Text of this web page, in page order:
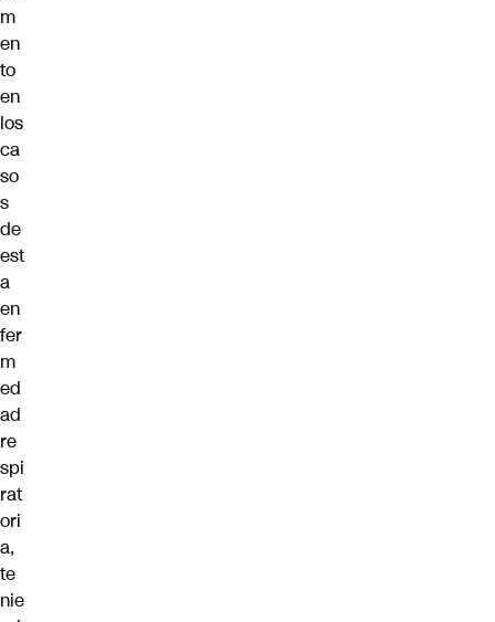
m
en
to
en
los
ca
so
s
de
est
a
en
fer
m
ed
ad
re
spi
rat
ori
a,
te
nie